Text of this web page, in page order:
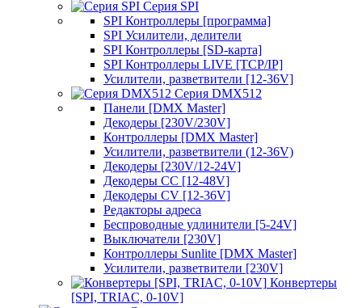
Серия SPI
SPI Контроллеры [программа]
SPI Усилители, делители
SPI Контроллеры [SD-карта]
SPI Контроллеры LIVE [TCP/IP]
Усилители, разветвители [12-36V]
Серия DMX512
Панели [DMX Master]
Декодеры [230V/230V]
Контроллеры [DMX Master]
Усилители, разветвители (12-36V)
Декодеры [230V/12-24V]
Декодеры CC [12-48V]
Декодеры CV [12-36V]
Редакторы адреса
Беспроводные удлинители [5-24V]
Выключатели [230V]
Контроллеры Sunlite [DMX Master]
Усилители, разветвители [230V]
Конвертеры
[SPI, TRIAC, 0-10V]